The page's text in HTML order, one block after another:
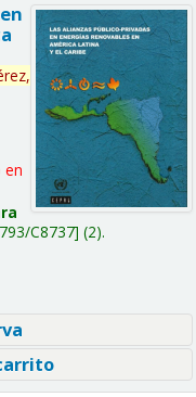
en
C8737 (2).